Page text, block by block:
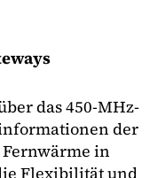
das 450-MHz-
der
Fernwärme in
Flexibilität und